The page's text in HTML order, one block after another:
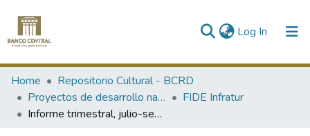
Log In (current)
Communities & Collections
All of DSpace
Home
Repositorio Cultural - BCRD
Proyectos de desarrollo nacional
FIDE Infratur
Informe trimestral, julio-septiembre, 1981